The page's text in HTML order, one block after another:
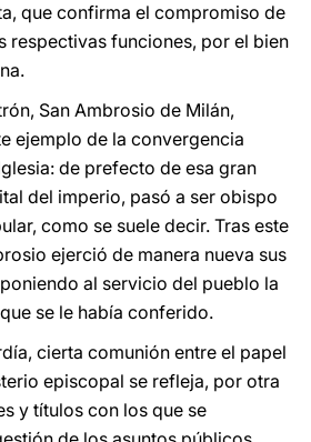
que confirma el compromiso de
respectivas funciones, por el bien
San Ambrosio de Milán,
ejemplo de la convergencia
de prefecto de esa gran
del imperio, pasó a ser obispo
como se suele decir. Tras este
ejerció de manera nueva sus
al servicio del pueblo la
se le había conferido.
cierta comunión entre el papel
episcopal se refleja, por otra
y títulos con los que se